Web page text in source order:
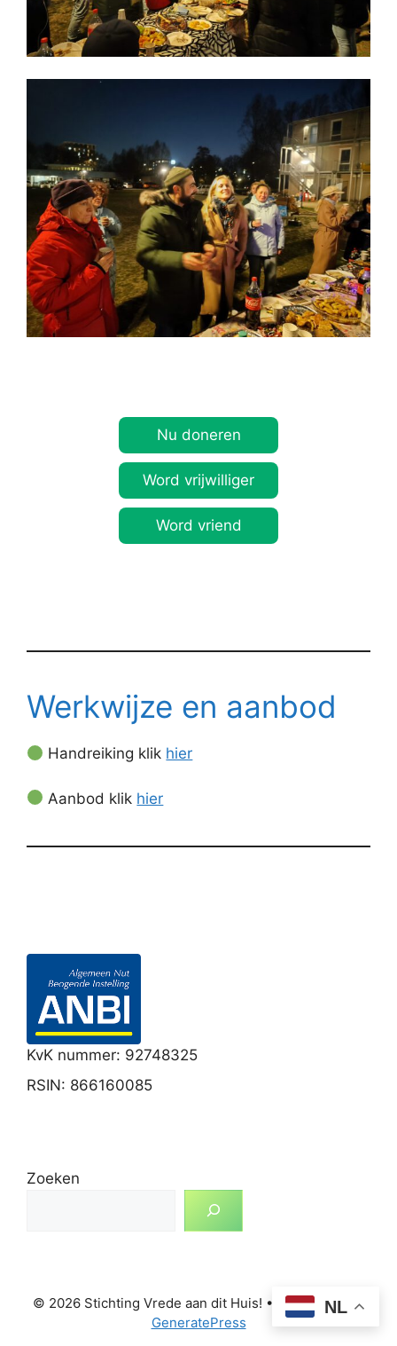
Nu doneren
Word vrijwilliger
Word vriend
Werkwijze en aanbod
Handreiking klik hier
Aanbod klik hier
KvK nummer: 92748325
RSIN: 866160085
Zoeken
© 2026 Stichting Vrede aan dit Huis! • Gebouwd met
GeneratePress
NL